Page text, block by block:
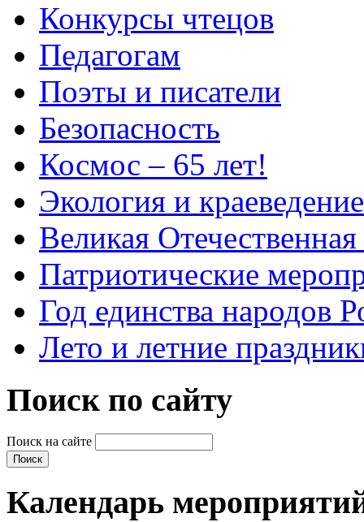
Конкурсы чтецов
Педагогам
Поэты и писатели
Безопасность
Космос – 65 лет!
Экология и краеведение
Великая
Патриотические
Год единства народов
Лето и летние
Поиск по сайту
Поиск на сайте
Календарь